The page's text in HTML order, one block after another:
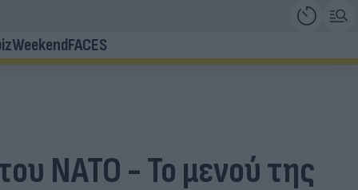
WeekendFACES
ΝΑΤΟ - Το μενού της